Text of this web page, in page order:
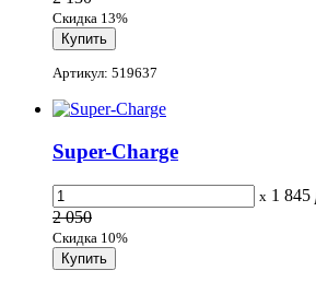
Скидка 13%
Артикул: 519637
Super-Charge
x 1 845
2 050
Скидка 10%